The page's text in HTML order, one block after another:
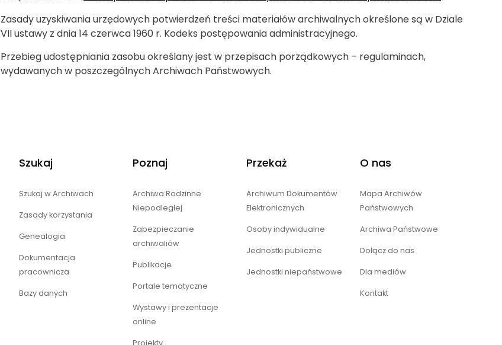
Zasady uzyskiwania urzędowych potwierdzeń treści materiałów archiwalnych określone są w Dziale
VII ustawy z dnia 14 czerwca 1960 r. Kodeks postępowania administracyjnego.
Przebieg udostępniania zasobu określany jest w przepisach porządkowych – regulaminach,
wydawanych w poszczególnych Archiwach Państwowych.
Szukaj
Szukaj w Archiwach
Zasady korzystania
Genealogia
Dokumentacja
pracownicza
Bazy danych
Poznaj
Archiwa Rodzinne
Niepodległej
Zabezpieczanie
archiwaliów
Publikacje
Portale tematyczne
Wystawy i prezentacje
online
Przekaż
Archiwum Dokumentów
Elektronicznych
Osoby indywidualne
Jednostki publiczne
Jednostki niepaństwowe
O nas
Mapa Archiwów
Państwowych
Archiwa Państwowe
Dołącz do nas
Dla mediów
Kontakt